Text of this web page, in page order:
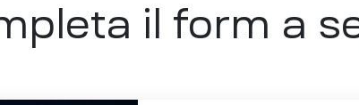
il form a